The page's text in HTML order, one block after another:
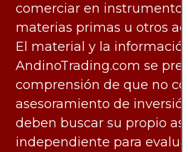
comerciar en instrumentos
materias primas u otros
El material y la
AndinoTrading.com se
comprensión de que no
asesoramiento de
deben buscar su propio
independiente para